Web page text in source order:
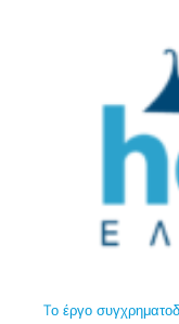
Tο έργο